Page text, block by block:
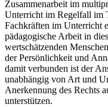
Zusammenarbeit im
Unterricht im Regelfall im
Fachkräften im Unterricht
pädagogische Arbeit in
wertschätzenden
der Persönlichkeit und
damit verbunden ist der
unabhängig von Art und
Anerkennung des Rechts
unterstützen.